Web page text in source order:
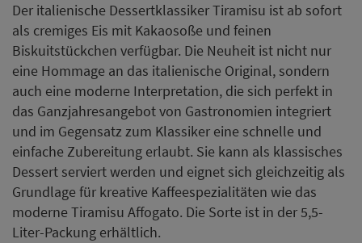
Der italienische Dessertklassiker Tiramisu ist ab sofort
als cremiges Eis mit Kakaosoße und feinen
Biskuitstückchen verfügbar. Die Neuheit ist nicht nur
eine Hommage an das italienische Original, sondern
auch eine moderne Interpretation, die sich perfekt in
das Ganzjahresangebot von Gastronomien integriert
und im Gegensatz zum Klassiker eine schnelle und
einfache Zubereitung erlaubt. Sie kann als klassisches
Dessert serviert werden und eignet sich gleichzeitig als
Grundlage für kreative Kaffeespezialitäten wie das
moderne Tiramisu Affogato. Die Sorte ist in der 5,5-
Liter-Packung erhältlich.